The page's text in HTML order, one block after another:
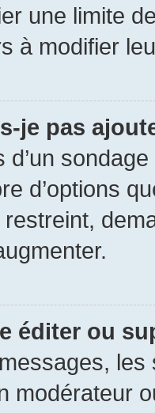
une limite
à modifier
je pas
d’un
d’options
éditer ou
modérateur